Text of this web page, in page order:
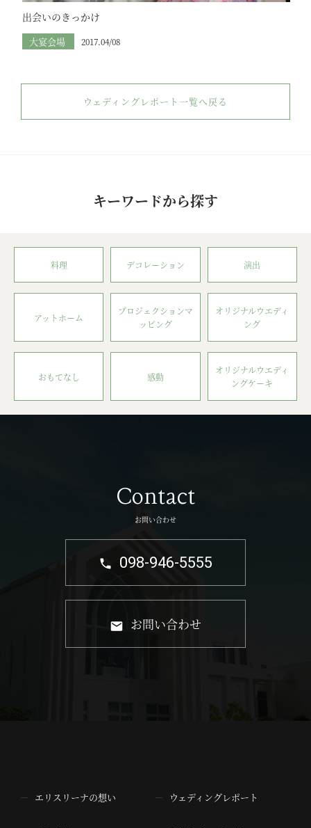
出会いのきっかけ
大宴会場 2017.04/08
ウェディングレポート一覧へ戻る
キーワードから探す
料理 デコレーション 演出
アットホーム
プロジェクションマ
ッピング
オリジナルウエディ
ング
おもてなし 感動
オリジナルウエディ
ングケーキ
Contact
お問い合わせ
098-946-5555
お問い合わせ
エリスリーナの想い ウェディングレポート